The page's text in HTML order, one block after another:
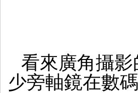
看來廣角攝
少旁軸鏡在數